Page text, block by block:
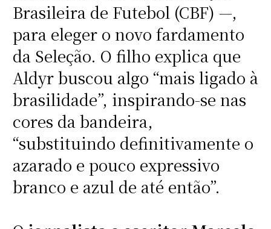
Brasileira de Futebol (CBF) —,
para eleger o novo fardamento
da Seleção. O filho explica que
Aldyr buscou algo “mais ligado à
brasilidade”, inspirando-se nas
cores da bandeira,
“substituindo definitivamente o
azarado e pouco expressivo
branco e azul de até então”.